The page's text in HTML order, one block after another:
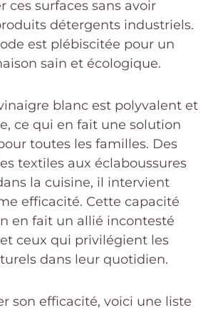
ces surfaces sans avoir
détergents industriels.
est plébiscitée pour un
sain et écologique.
blanc est polyvalent et
ce qui en fait une solution
toutes les familles. Des
textiles aux éclaboussures
la cuisine, il intervient
efficacité. Cette capacité
en fait un allié incontesté
ceux qui privilégient les
dans leur quotidien.
son efficacité, voici une liste